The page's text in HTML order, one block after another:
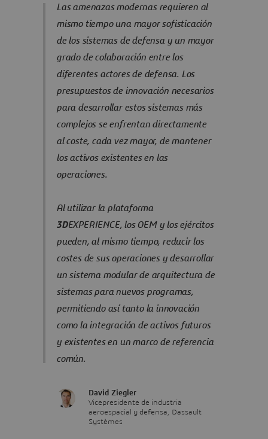
Las amenazas modernas requieren al
mismo tiempo una mayor sofisticación
de los sistemas de defensa y un mayor
grado de colaboración entre los
diferentes actores de defensa. Los
presupuestos de innovación necesarios
para desarrollar estos sistemas más
complejos se enfrentan directamente
al coste, cada vez mayor, de mantener
los activos existentes en las
operaciones.
Al utilizar la plataforma
3DEXPERIENCE, los OEM y los ejércitos
pueden, al mismo tiempo, reducir los
costes de sus operaciones y desarrollar
un sistema modular de arquitectura de
sistemas para nuevos programas,
permitiendo así tanto la innovación
como la integración de activos futuros
y existentes en un marco de referencia
común.
David Ziegler
Vicepresidente de industria
aeroespacial y defensa, Dassault
Systèmes